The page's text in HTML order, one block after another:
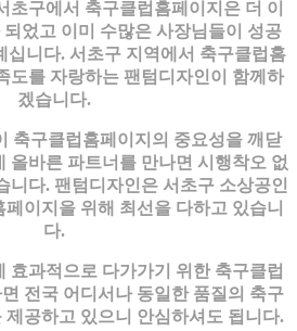
초구에서 축구클럽홈페이지은 더 이
었고 이미 수많은 사장님들이 성공
십니다. 서초구 지역에서 축구클럽홈
도를 자랑하는 팬텀디자인이 함께하
겠습니다.
축구클럽홈페이지의 중요성을 깨닫
올바른 파트너를 만나면 시행착오 없
니다. 팬텀디자인은 서초구 소상공인
이지을 위해 최선을 다하고 있습니
다.
효과적으로 다가가기 위한 축구클럽
전국 어디서나 동일한 품질의 축구
공하고 있으니 안심하셔도 됩니다.